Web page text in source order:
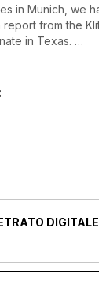
in Munich, we
from the
in Texas.
we preview
more.
DIGITALE